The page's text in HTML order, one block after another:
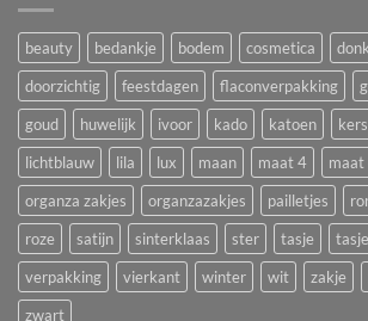
lint
voor
Koningsdag
beauty bedankje bodem cosmetica
doorzichtig
feestdagen flaconverpakking
goud
huwelijk ivoor kado katoen
lichtblauw
lila lux maan maat 4 maat
organza zakjes
organzazakjes pailletjes
roze
satijn sinterklaas ster tasje
verpakking
vierkant winter wit zakje
zwart